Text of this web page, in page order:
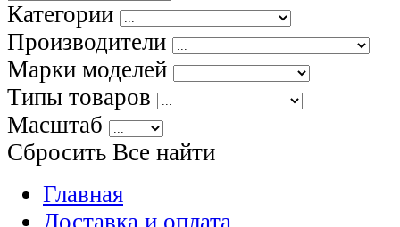
Категории
Производители
Марки моделей
Типы товаров
Масштаб
Сбросить Все найти
Главная
Доставка и оплата